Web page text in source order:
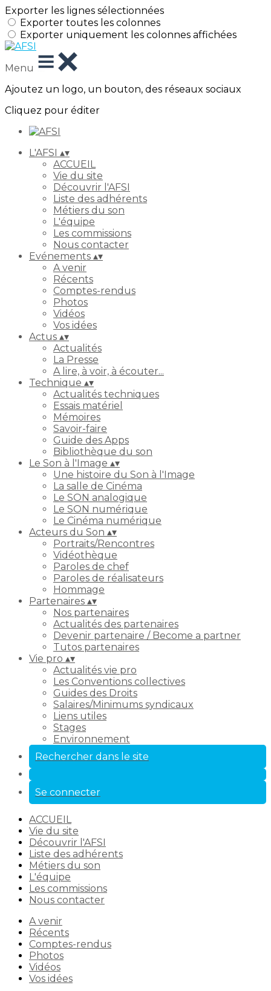
Exporter les lignes sélectionnées
Exporter toutes les colonnes
Exporter uniquement les colonnes affichées
Menu
Ajoutez un logo, un bouton, des réseaux sociaux
Cliquez pour éditer
L'AFSI ▴▾
ACCUEIL
Vie du site
Découvrir l'AFSI
Liste des adhérents
Métiers du son
L'équipe
Les commissions
Nous contacter
Evénements ▴▾
A venir
Récents
Comptes-rendus
Photos
Vidéos
Vos idées
Actus ▴▾
Actualités
La Presse
A lire, à voir, à écouter...
Technique ▴▾
Actualités techniques
Essais matériel
Mémoires
Savoir-faire
Guide des Apps
Bibliothèque du son
Le Son à l'Image ▴▾
Une histoire du Son à l'Image
La salle de Cinéma
Le SON analogique
Le SON numérique
Le Cinéma numérique
Acteurs du Son ▴▾
Portraits/Rencontres
Vidéothèque
Paroles de chef
Paroles de réalisateurs
Hommage
Partenaires ▴▾
Nos partenaires
Actualités des partenaires
Devenir partenaire / Become a partner
Tutos partenaires
Vie pro ▴▾
Actualités vie pro
Les Conventions collectives
Guides des Droits
Salaires/Minimums syndicaux
Liens utiles
Stages
Environnement
Rechercher dans le site
Se connecter
ACCUEIL
Vie du site
Découvrir l'AFSI
Liste des adhérents
Métiers du son
L'équipe
Les commissions
Nous contacter
A venir
Récents
Comptes-rendus
Photos
Vidéos
Vos idées